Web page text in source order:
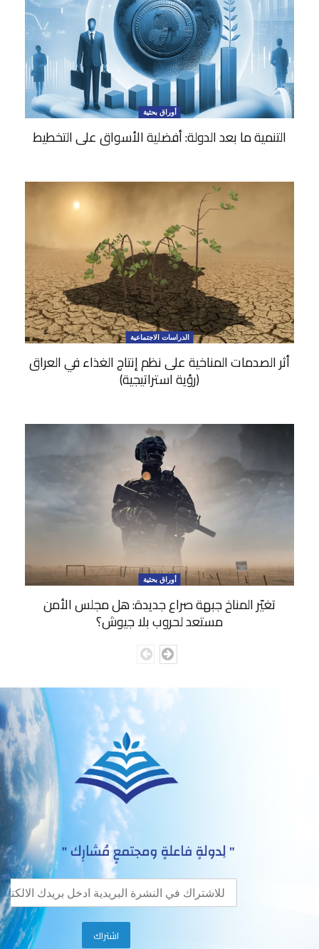
أوراق بحثية
التنمية ما بعد الدولة: أفضلية الأسواق على التخطيط
الدراسات الاجتماعية
أثر الصدمات المناخية على نظم إنتاج الغذاء في العراق
(رؤية استراتيجية)
أوراق بحثية
تغيّر المناخ جبهة صراع جديدة: هل مجلس الأمن
مستعد لحروب بلا جيوش؟